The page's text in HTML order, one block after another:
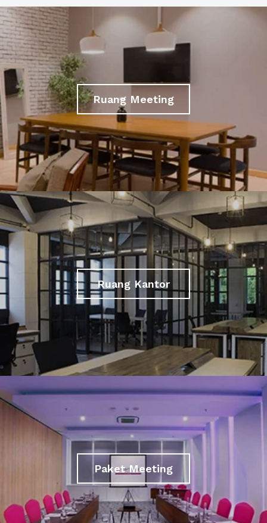
Ruang Meeting
Ruang Kantor
Paket Meeting